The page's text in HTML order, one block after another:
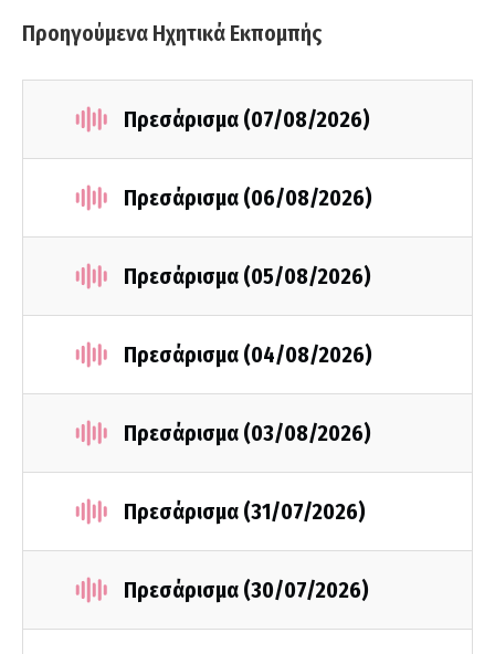
Προηγούμενα Ηχητικά Εκπομπής
Πρεσάρισμα (07/08/2026)
Πρεσάρισμα (06/08/2026)
Πρεσάρισμα (05/08/2026)
Πρεσάρισμα (04/08/2026)
Πρεσάρισμα (03/08/2026)
Πρεσάρισμα (31/07/2026)
Πρεσάρισμα (30/07/2026)